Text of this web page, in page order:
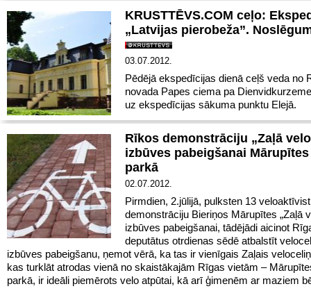
KRUSTTĒVS.COM ceļo:
„Latvijas pierobeža”.
03.07.2012.
Pēdējā ekspedīcijas dienā ceļš veda no
novada Papes ciema pa
uz ekspedīcijas sākuma punktu Elejā.
Rīkos demonstrāciju „Zaļā
izbūves pabeigšanai
parkā
02.07.2012.
Pirmdien, 2.jūlijā, pulksten 13
demonstrāciju Bieriņos Mārupītes „Zaļā
izbūves pabeigšanai, tādējādi aicinot
deputātus otrdienas sēdē atbalstīt
izbūves pabeigšanu, ņemot vērā, ka tas ir vienīgais Zaļais
kas turklāt atrodas vienā no skaistākajām Rīgas vietām –
parkā, ir ideāli piemērots velo atpūtai, kā arī ģimenēm ar maziem